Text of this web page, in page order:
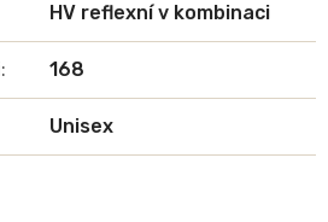
HV reflexní v kombinaci
: 168
Unisex